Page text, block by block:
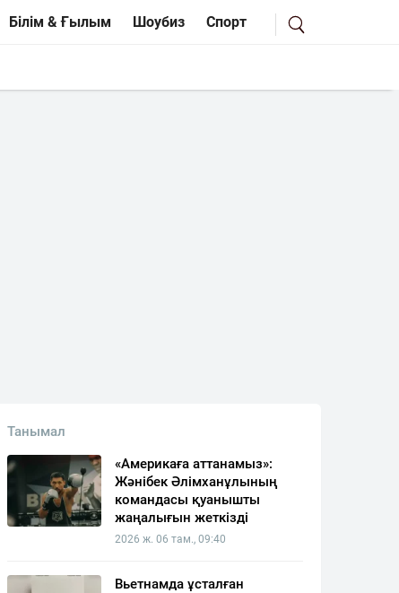
Білім & Ғылым Шоубиз Спорт
Танымал
«Америкаға аттанамыз»:
Жәнібек Әлімханұлының
командасы қуанышты
жаңалығын жеткізді
2026 ж. 06 там., 09:40
Вьетнамда ұсталған